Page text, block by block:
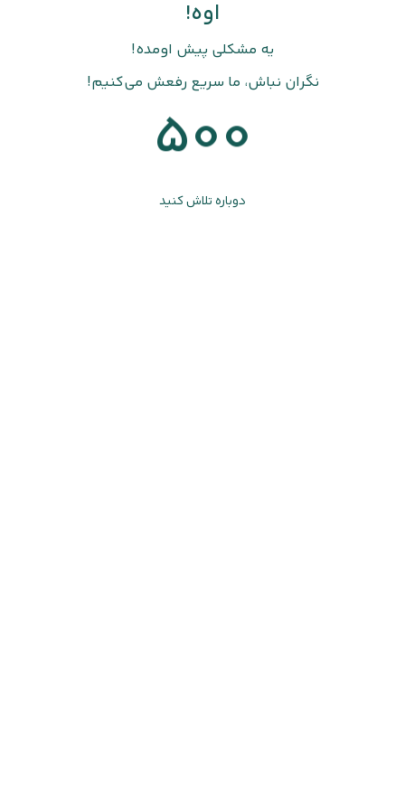
اوه!
یه مشکلی پیش اومده!
نگران نباش، ما سریع رفعش می‌کنیم!
500
دوباره تلاش کنید